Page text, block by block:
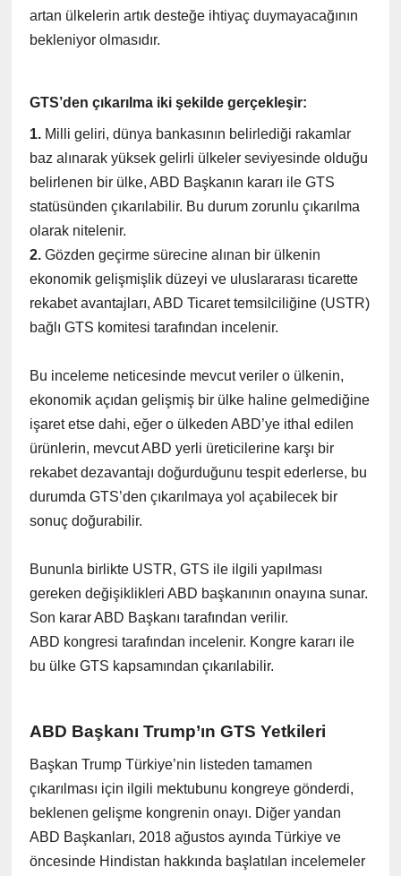
artan ülkelerin artık desteğe ihtiyaç duymayacağının
bekleniyor olmasıdır.
GTS’den çıkarılma iki şekilde gerçekleşir:
1. Milli geliri, dünya bankasının belirlediği rakamlar
baz alınarak yüksek gelirli ülkeler seviyesinde olduğu
belirlenen bir ülke, ABD Başkanın kararı ile GTS
statüsünden çıkarılabilir. Bu durum zorunlu çıkarılma
olarak nitelenir.
2. Gözden geçirme sürecine alınan bir ülkenin
ekonomik gelişmişlik düzeyi ve uluslararası ticarette
rekabet avantajları, ABD Ticaret temsilciliğine (USTR)
bağlı GTS komitesi tarafından incelenir.
Bu inceleme neticesinde mevcut veriler o ülkenin,
ekonomik açıdan gelişmiş bir ülke haline gelmediğine
işaret etse dahi, eğer o ülkeden ABD’ye ithal edilen
ürünlerin, mevcut ABD yerli üreticilerine karşı bir
rekabet dezavantajı doğurduğunu tespit ederlerse, bu
durumda GTS’den çıkarılmaya yol açabilecek bir
sonuç doğurabilir.
Bununla birlikte USTR, GTS ile ilgili yapılması
gereken değişiklikleri ABD başkanının onayına sunar.
Son karar ABD Başkanı tarafından verilir.
ABD kongresi tarafından incelenir. Kongre kararı ile
bu ülke GTS kapsamından çıkarılabilir.
ABD Başkanı Trump’ın GTS Yetkileri
Başkan Trump Türkiye’nin listeden tamamen
çıkarılması için ilgili mektubunu kongreye gönderdi,
beklenen gelişme kongrenin onayı. Diğer yandan
ABD Başkanları, 2018 ağustos ayında Türkiye ve
öncesinde Hindistan hakkında başlatılan incelemeler